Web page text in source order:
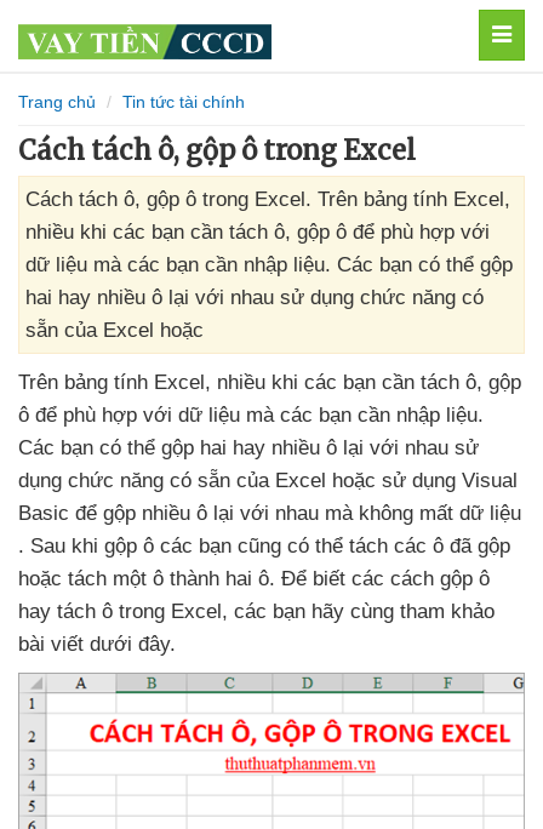
Trang chủ Tin tức tài chính
Cách tách ô, gộp ô trong Excel
Cách tách ô, gộp ô trong Excel. Trên bảng tính Excel,
nhiều khi các bạn cần tách ô, gộp ô để phù hợp với
dữ liệu mà các bạn cần nhập liệu. Các bạn có thể gộp
hai hay nhiều ô lại với nhau sử dụng chức năng có
sẵn của Excel hoặc
Trên bảng tính Excel, nhiều khi các bạn cần tách ô, gộp
ô để phù hợp với dữ liệu mà các bạn cần nhập liệu.
Các bạn có thể gộp hai hay nhiều ô lại với nhau sử
dụng chức năng có sẵn của Excel hoặc sử dụng Visual
Basic để gộp nhiều ô lại với nhau mà không mất dữ liệu
. Sau khi gộp ô các bạn cũng có thể tách các ô đã gộp
hoặc tách một ô thành hai ô. Để biết các cách gộp ô
hay tách ô trong Excel, các bạn hãy cùng tham khảo
bài viết dưới đây.